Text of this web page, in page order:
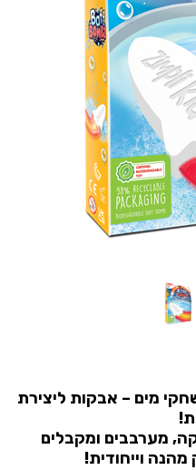
מים – אבקות ליצירת
מערבבים ומקבלים
וייחודית!